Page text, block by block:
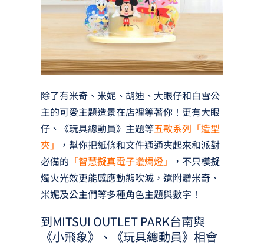
除了有米奇、米妮、胡迪、大眼仔和白雪公
主的可愛主題造景在店裡等著你！更有大眼
仔、《玩具總動員》主題等五款系列「造型
夾」
，幫你把紙條和文件通通夾起來和派對
必備的 「智慧擬真電子蠟燭燈」
，不只模擬
燭火光效更能感應動態吹滅，還附贈米奇、
米妮及公主們等多種角色主題與數字！
到MITSUI OUTLET PARK台南與
《小飛象》、《玩具總動員》相會